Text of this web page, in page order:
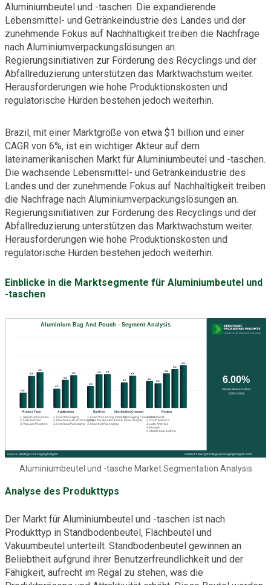
Aluminiumbeutel und -taschen. Die expandierende
Lebensmittel- und Getränkeindustrie des Landes und der
zunehmende Fokus auf Nachhaltigkeit treiben die Nachfrage
nach Aluminiumverpackungslösungen an.
Regierungsinitiativen zur Förderung des Recyclings und der
Abfallreduzierung unterstützen das Marktwachstum weiter.
Herausforderungen wie hohe Produktionskosten und
regulatorische Hürden bestehen jedoch weiterhin.
Brazil, mit einer Marktgröße von etwa $1 billion und einer
CAGR von 6%, ist ein wichtiger Akteur auf dem
lateinamerikanischen Markt für Aluminiumbeutel und -taschen.
Die wachsende Lebensmittel- und Getränkeindustrie des
Landes und der zunehmende Fokus auf Nachhaltigkeit treiben
die Nachfrage nach Aluminiumverpackungslösungen an.
Regierungsinitiativen zur Förderung des Recyclings und der
Abfallreduzierung unterstützen das Marktwachstum weiter.
Herausforderungen wie hohe Produktionskosten und
regulatorische Hürden bestehen jedoch weiterhin.
Einblicke in die Marktsegmente für Aluminiumbeutel und
-taschen
Aluminiumbeutel und -tasche Market Segmentation Analysis
Analyse des Produkttyps
Der Markt für Aluminiumbeutel und -taschen ist nach
Produkttyp in Standbodenbeutel, Flachbeutel und
Vakuumbeutel unterteilt. Standbodenbeutel gewinnen an
Beliebtheit aufgrund ihrer Benutzerfreundlichkeit und der
Fähigkeit, aufrecht im Regal zu stehen, was die